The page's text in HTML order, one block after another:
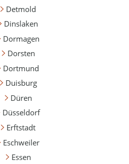
Detmold
Dinslaken
Dormagen
Dorsten
Dortmund
Duisburg
Düren
Düsseldorf
Erftstadt
Eschweiler
Essen